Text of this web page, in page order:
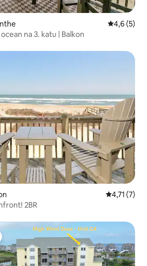
Prosječna
4,6 (5)
na 3. katu | Balkon
Prosječna
4,71 (7)
2BR
s oznakom „Odabrali gosti”